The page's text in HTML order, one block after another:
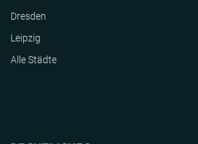
Dresden
Leipzig
Alle Städte